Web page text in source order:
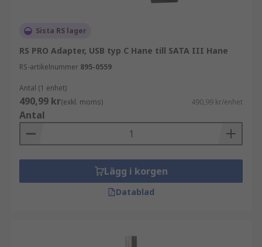
Sista RS lager
RS PRO Adapter, USB typ C Hane till SATA III Hane
RS-artikelnummer 895-0559
Antal (1 enhet)
490,99 kr(exkl. moms) 490,99 kr/enhet
Antal
Lägg i korgen
Datablad